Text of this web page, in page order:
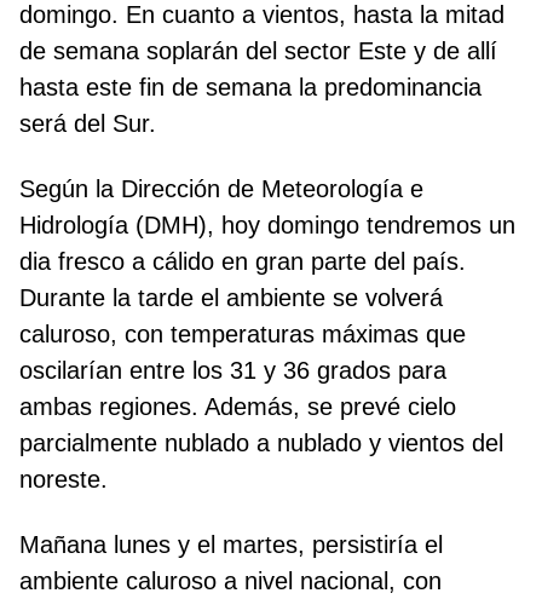
domingo. En cuanto a vientos, hasta la mitad
de semana soplarán del sector Este y de allí
hasta este fin de semana la predominancia
será del Sur.
Según la Dirección de Meteorología e
Hidrología (DMH), hoy domingo tendremos un
dia fresco a cálido en gran parte del país.
Durante la tarde el ambiente se volverá
caluroso, con temperaturas máximas que
oscilarían entre los 31 y 36 grados para
ambas regiones. Además, se prevé cielo
parcialmente nublado a nublado y vientos del
noreste.
Mañana lunes y el martes, persistiría el
ambiente caluroso a nivel nacional, con